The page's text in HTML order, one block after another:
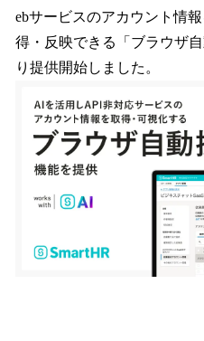
込
み
中
で
ebサービスのアカウント情
得・反映できる「ブラウザ
り提供開始しました。